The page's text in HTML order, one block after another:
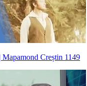
Mapamond Creștin 1149